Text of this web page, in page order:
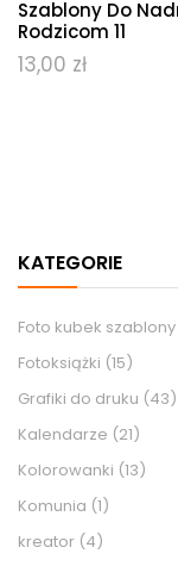
KATEGORIE
Foto kubek szablony
Fotoksiążki (15)
Grafiki do druku (43)
Kalendarze (21)
Kolorowanki (13)
Komunia (1)
kreator (4)
Szablony Do
Rodzicom 11
13,00 zł